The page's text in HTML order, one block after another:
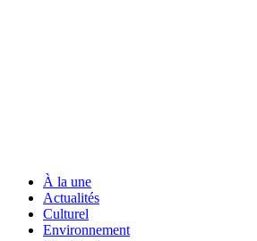
À la une
Actualités
Culturel
Environnement